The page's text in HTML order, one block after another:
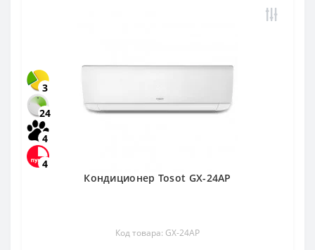
3
24
4
4
Кондиционер Tosot GX-24AP
Код товара: GX-24AP